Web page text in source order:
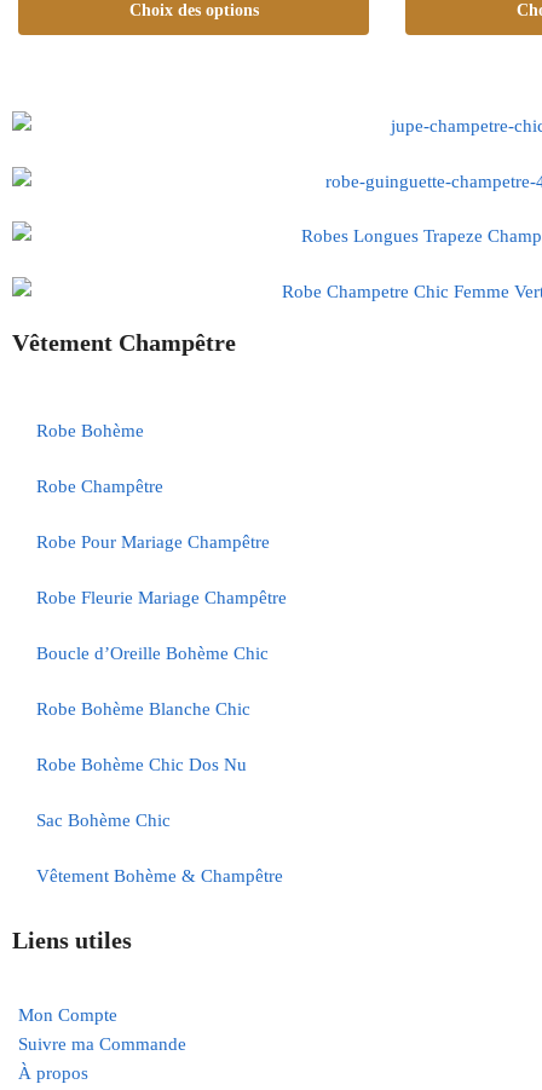
Choix des options
Vêtement Champêtre
Robe Bohème
Robe Champêtre
Robe Pour Mariage Champêtre
Robe Fleurie Mariage Champêtre
Boucle d’Oreille Bohème Chic
Robe Bohème Blanche Chic
Robe Bohème Chic Dos Nu
Sac Bohème Chic
Vêtement Bohème & Champêtre
Liens utiles
Mon Compte
Suivre ma Commande
À propos